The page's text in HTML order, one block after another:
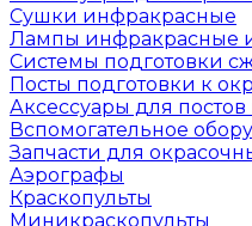
Сушки инфракрасные
Лампы инфракрасные
Системы подготовки
Посты подготовки к
Аксессуары для
Вспомогательное
Запчасти для
Аэрографы
Краскопульты
Миникраскопульты